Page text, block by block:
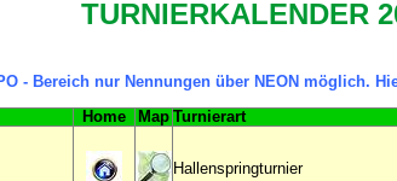
TURNIERKALENDER
- Bereich nur Nennungen über NEON möglich.
Home Map Turnierart
Hallenspringturnier